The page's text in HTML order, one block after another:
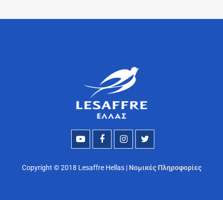
Copyright © 2018 Lesaffre Hellas | Νομικές Πληροφορίες